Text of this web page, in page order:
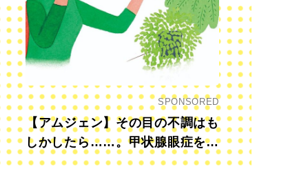
SPONSORED
【アムジェン】その目の不調はも
しかしたら……。甲状腺眼症を知
っていますか？